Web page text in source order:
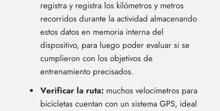
registra y registra los kilómetros y metros
recorridos durante la actividad almacenando
estos datos en memoria interna del
dispositivo, para luego poder evaluar si se
cumplieron con los objetivos de
entrenamiento precisados.
Verificar la ruta: muchos velocímetros para
bicicletas cuentan con un sistema GPS, ideal